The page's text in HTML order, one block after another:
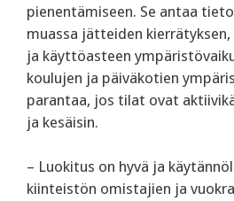
pienentämiseen. Se antaa
muassa jätteiden
ja käyttöasteen
koulujen ja päiväkotien
parantaa, jos tilat ovat
ja kesäisin.
– Luokitus on hyvä ja
kiinteistön omistajien ja